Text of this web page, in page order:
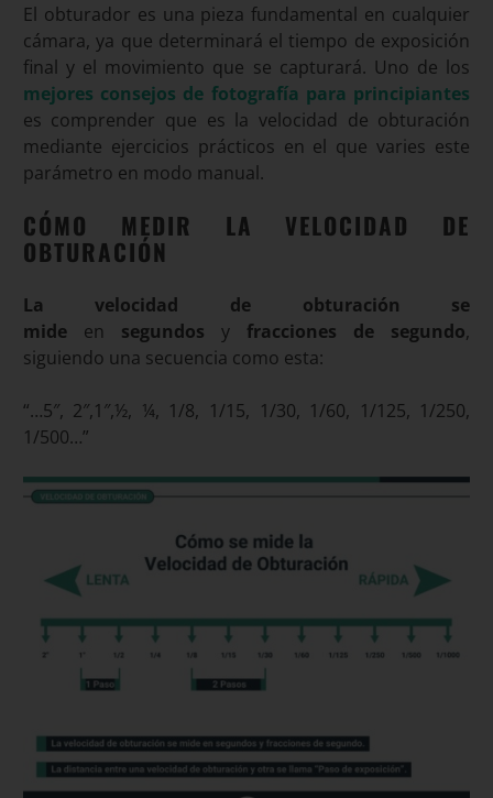
El obturador es una pieza fundamental en cualquier
cámara, ya que determinará el tiempo de exposición
final y el movimiento que se capturará. Uno de los
mejores consejos de fotografía para principiantes
es comprender que es la velocidad de obturación
mediante ejercicios prácticos en el que varies este
parámetro en modo manual.
CÓMO MEDIR LA VELOCIDAD DE
OBTURACIÓN
La velocidad de obturación se
mide en segundosy fracciones de segundo,
siguiendo una secuencia como esta:
“…5″, 2″,1″,½, ¼, 1/8, 1/15, 1/30, 1/60, 1/125, 1/250,
1/500…”